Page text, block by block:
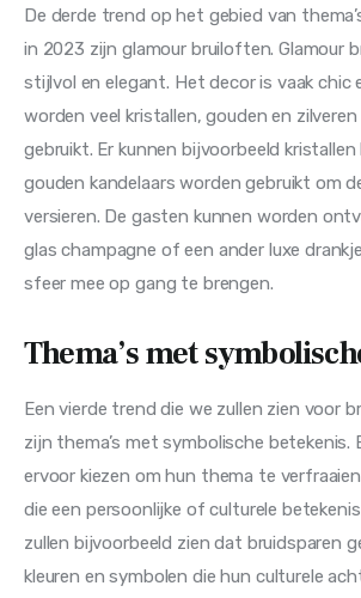
De derde trend op het gebied van
in 2023 zijn glamour bruiloften. Glamour
stijlvol en elegant. Het decor is vaak chic
worden veel kristallen, gouden en
gebruikt. Er kunnen bijvoorbeeld
gouden kandelaars worden gebruikt om
versieren. De gasten kunnen worden
glas champagne of een ander luxe
sfeer mee op gang te brengen.
Thema’s met
Een vierde trend die we zullen zien voor
zijn thema’s met symbolische betekenis.
ervoor kiezen om hun thema te
die een persoonlijke of culturele
zullen bijvoorbeeld zien dat bruidsparen
kleuren en symbolen die hun culturele